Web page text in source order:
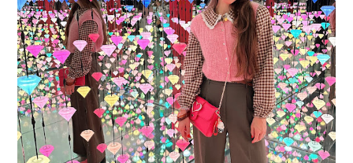
16 JAAR SPRINKLES ON A CUPCAKE
Vandaag is het weer zo’n moment waarop ik even bewust op de
pauzeknop duw, want Sprinkles on a Cupcake bestaat 16 jaar. Zestien.
Dat blijft ...